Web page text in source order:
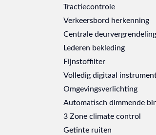
Tractiecontrole
Verkeersbord herkenning
Centrale deurvergrendeling
Lederen bekleding
Fijnstoffilter
Volledig digitaal
Omgevingsverlichting
Automatisch dimmende
3 Zone climate control
Getinte ruiten